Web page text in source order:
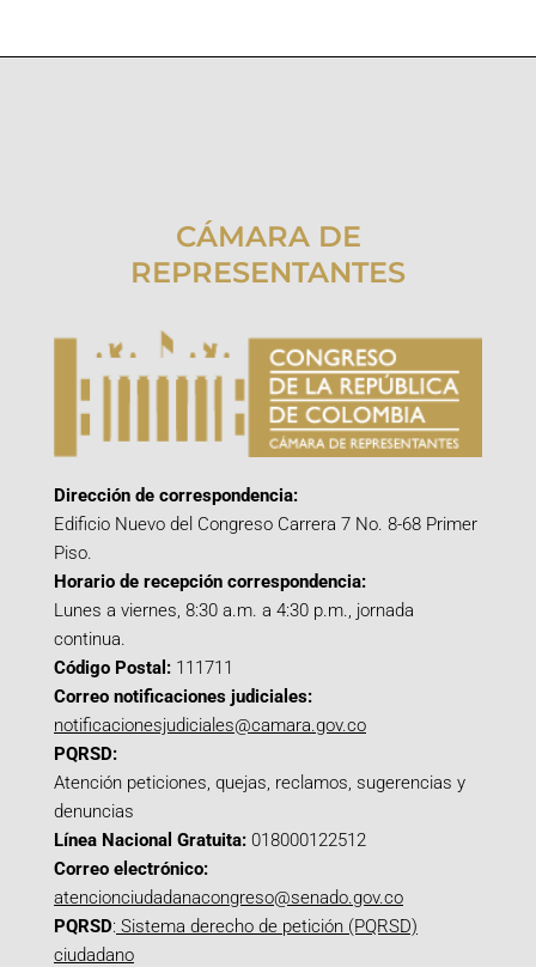
CÁMARA DE
REPRESENTANTES
Dirección de correspondencia:
Edificio Nuevo del Congreso Carrera 7 No. 8-68 Primer
Piso.
Horario de recepción correspondencia:
Lunes a viernes, 8:30 a.m. a 4:30 p.m., jornada
continua.
Código Postal: 111711
Correo notificaciones judiciales:
notificacionesjudiciales@camara.gov.co
PQRSD:
Atención peticiones, quejas, reclamos, sugerencias y
denuncias
Línea Nacional Gratuita: 018000122512
Correo electrónico:
atencionciudadanacongreso@senado.gov.co
PQRSD: Sistema derecho de petición (PQRSD)
ciudadano